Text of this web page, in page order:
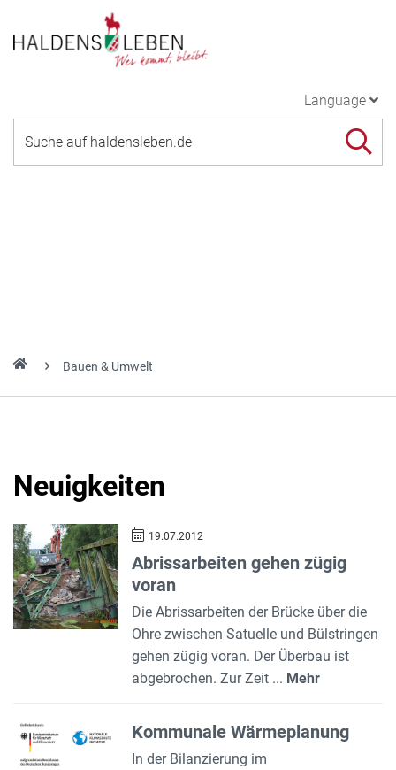
Language
Bauen & Umwelt
Neuigkeiten
19.07.2012
Abrissarbeiten gehen zügig
voran
Die Abrissarbeiten der Brücke über die
Ohre zwischen Satuelle und Bülstringen
gehen zügig voran. Der Überbau ist
abgebrochen. Zur Zeit ... Mehr
Kommunale Wärmeplanung
In der Bilanzierung im